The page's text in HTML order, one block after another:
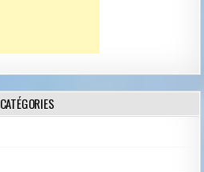
CATÉGORIES